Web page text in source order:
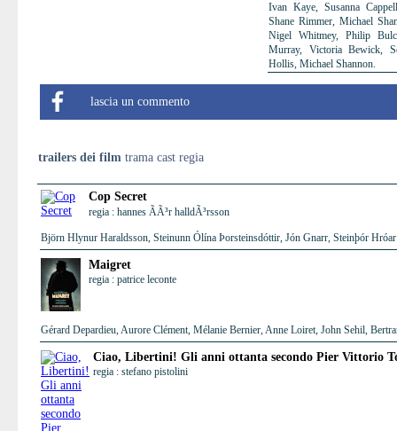
Ivan Kaye, Susanna
Shane Rimmer, Michael
Nigel Whitmey, Philip
Murray, Victoria Bewick,
Hollis, Michael Shannon.
lascia un commento
trailers dei film trama cast regia
Cop Secret
regia : hannes ÃÃ³r halldÃ³rsson
Björn Hlynur Haraldsson, Steinunn Ólína Þorsteinsdóttir, Jón Gnarr, Steinþór
Maigret
regia : patrice leconte
Gérard Depardieu, Aurore Clément, Mélanie Bernier, Anne Loiret, John Sehil,
Ciao, Libertini! Gli anni ottanta secondo Pier Vittorio
regia : stefano pistolini